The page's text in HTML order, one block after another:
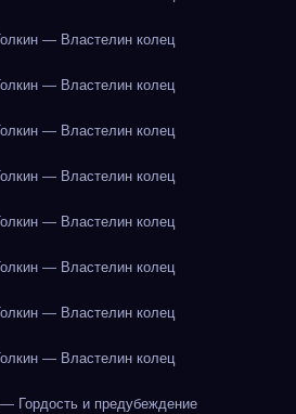
— Властелин колец
— Властелин колец
— Властелин колец
— Властелин колец
— Властелин колец
— Властелин колец
— Властелин колец
— Властелин колец
Гордость и предубеждение